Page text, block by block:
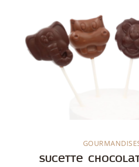
Découvrir
Sucette